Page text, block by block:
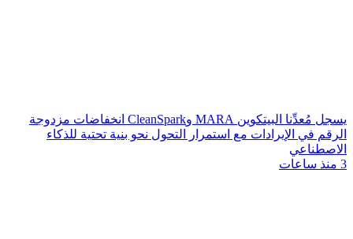
يسجل مُعدِّنا البيتكوين MARA وCleanSpark انخفاضات مزدوجة
الرقم في الإيرادات مع استمرار التحول نحو بنية تحتية للذكاء
الاصطناعي
3 منذ ساعات